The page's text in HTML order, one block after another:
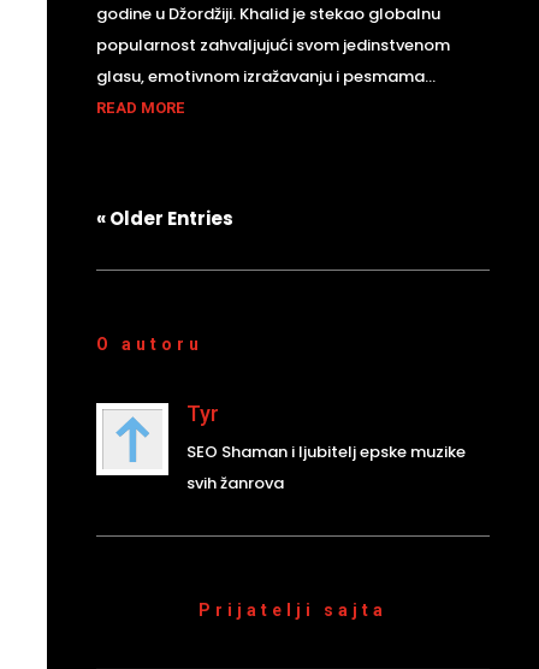
godine u Džordžiji. Khalid je stekao globalnu
popularnost zahvaljujući svom jedinstvenom
glasu, emotivnom izražavanju i pesmama...
READ MORE
« Older Entries
O autoru
Tyr
SEO Shaman i ljubitelj epske muzike
svih žanrova
Prijatelji sajta